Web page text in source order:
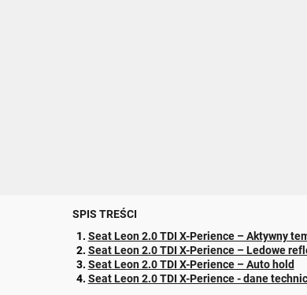
SPIS TREŚCI
Seat Leon 2.0 TDI X-Perience – Aktywny
Seat Leon 2.0 TDI X-Perience – Ledowe
Seat Leon 2.0 TDI X-Perience – Auto hold
Seat Leon 2.0 TDI X-Perience - dane